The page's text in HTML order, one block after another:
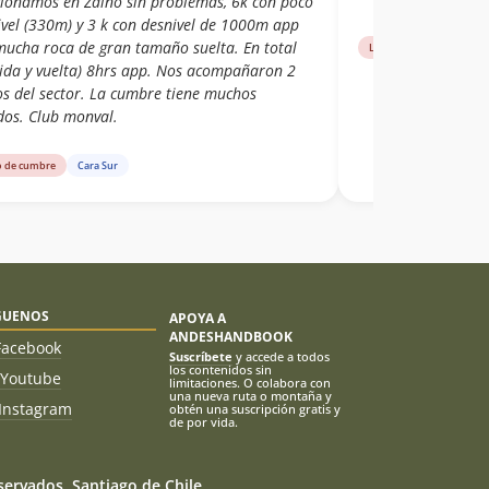
(330m) y 3 k con desnivel de 1000m app
roca de gran tamaño suelta. En total
y vuelta) 8hrs app. Nos acompañaron 2
del sector. La cumbre tiene muchos
Club monval.
de cumbre Cara Sur
Libro de cumbre
Youtube
Instagram
APOYA A
ANDESHANDBOOK
Suscríbete y accede a todos
los contenidos sin
limitaciones. O colabora con
una nueva ruta o montaña y
obtén una suscripción gratis y
de por vida.